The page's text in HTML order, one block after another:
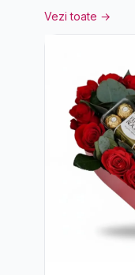
Vezi toate →